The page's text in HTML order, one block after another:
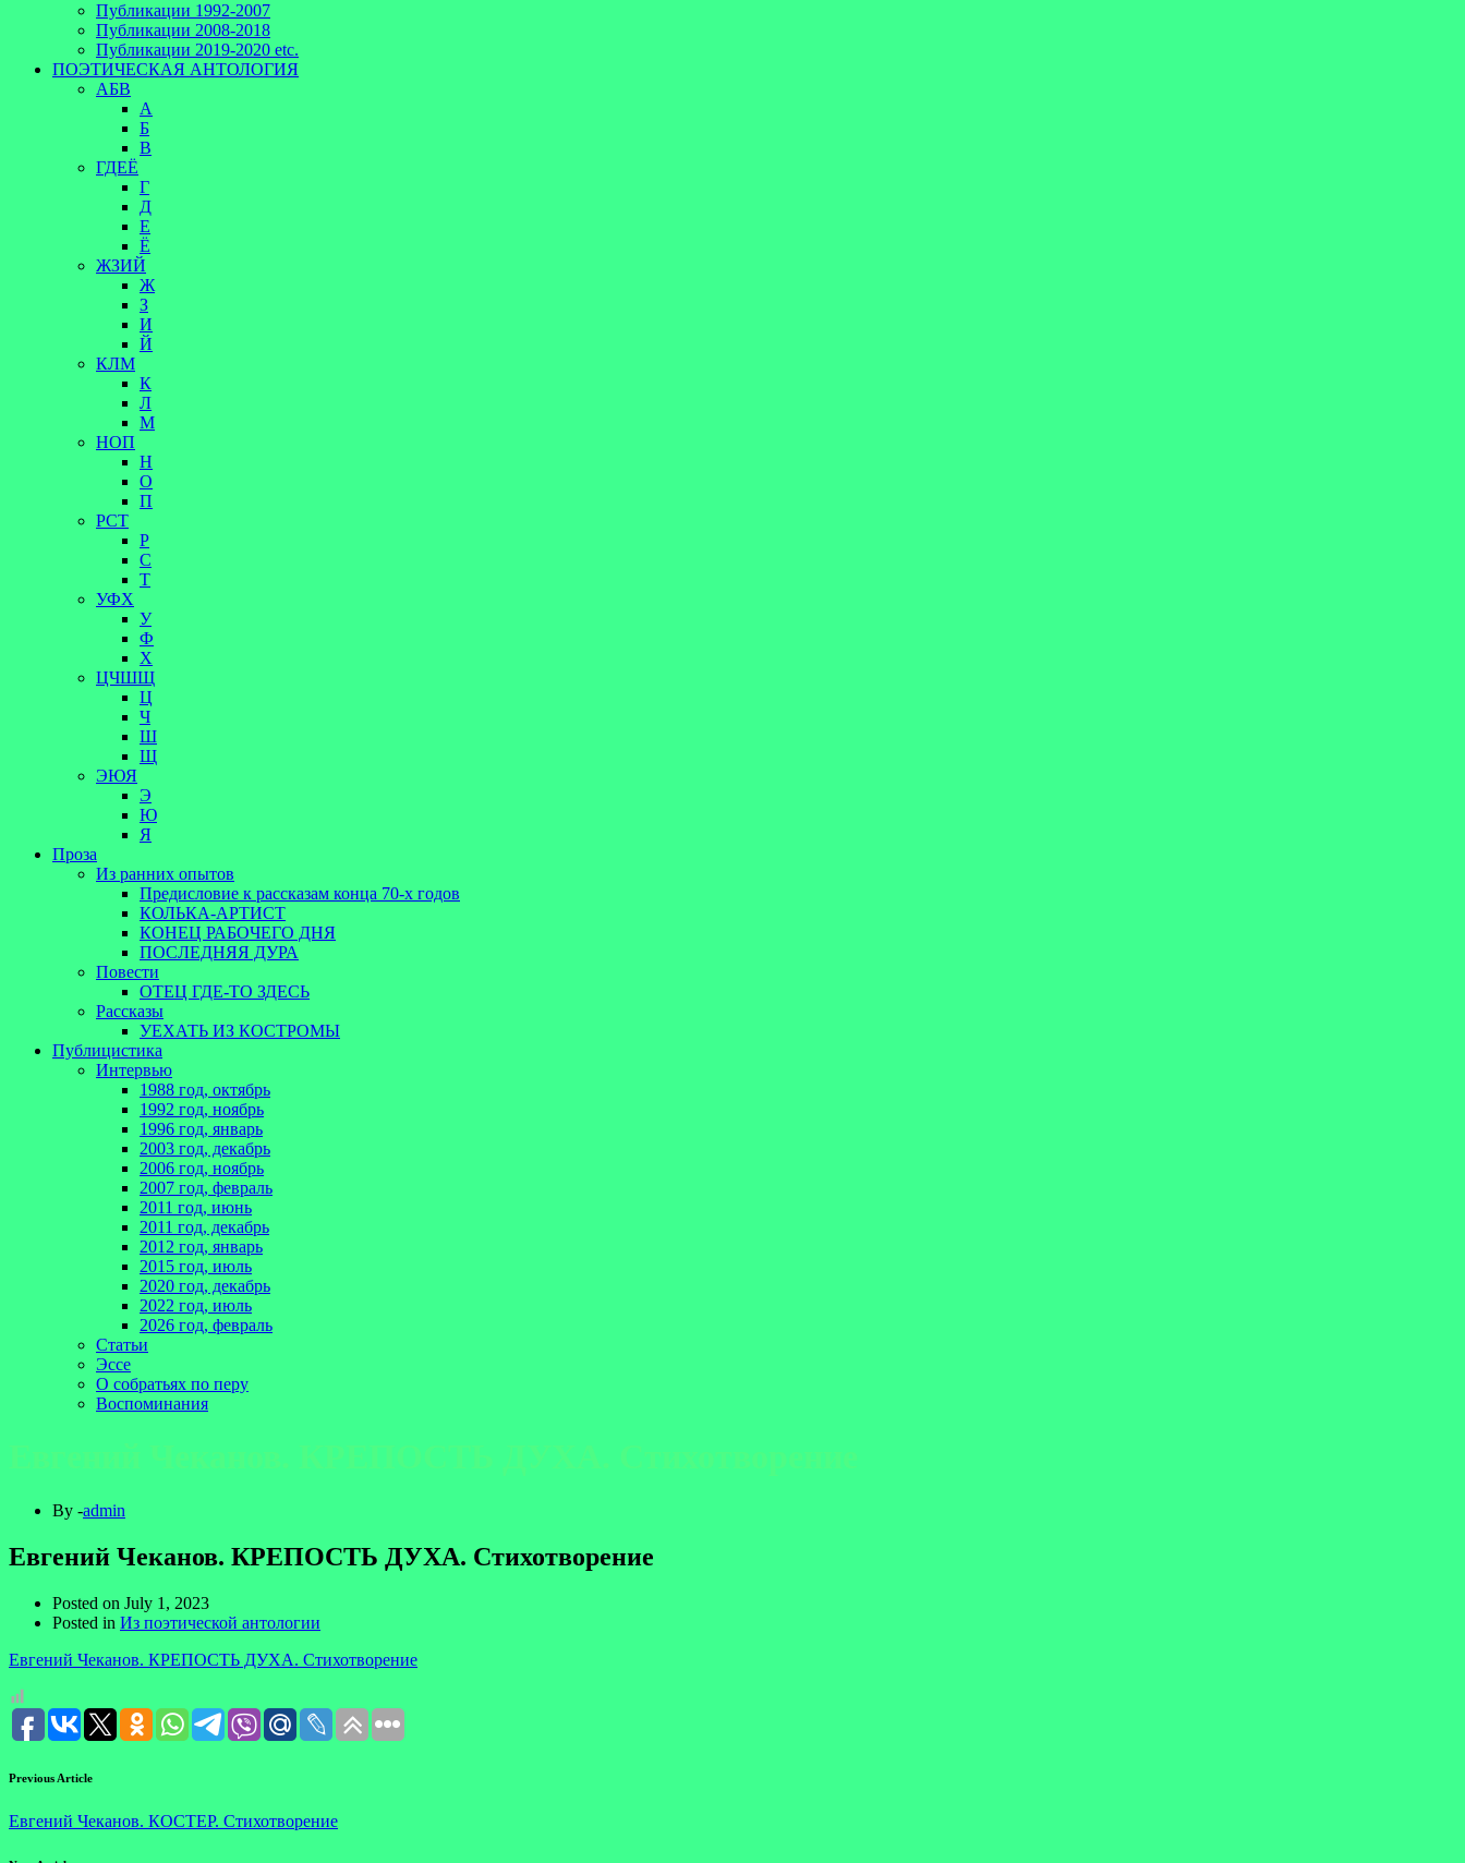
Публикации 1992-2007
Публикации 2008-2018
Публикации 2019-2020 etc.
ПОЭТИЧЕСКАЯ АНТОЛОГИЯ
АБВ
А
Б
В
ГДЕЁ
Г
Д
Е
Ё
ЖЗИЙ
Ж
З
И
Й
КЛМ
К
Л
М
НОП
Н
О
П
РСТ
Р
С
Т
УФХ
У
Ф
Х
ЦЧШЩ
Ц
Ч
Ш
Щ
ЭЮЯ
Э
Ю
Я
Проза
Из ранних опытов
Предисловие к рассказам конца 70-х годов
КОЛЬКА-АРТИСТ
КОНЕЦ РАБОЧЕГО ДНЯ
ПОСЛЕДНЯЯ ДУРА
Повести
ОТЕЦ ГДЕ-ТО ЗДЕСЬ
Рассказы
УЕХАТЬ ИЗ КОСТРОМЫ
Публицистика
Интервью
1988 год, октябрь
1992 год, ноябрь
1996 год, январь
2003 год, декабрь
2006 год, ноябрь
2007 год, февраль
2011 год, июнь
2011 год, декабрь
2012 год, январь
2015 год, июль
2020 год, декабрь
2022 год, июль
2026 год, февраль
Статьи
Эссе
О собратьях по перу
Воспоминания
By -admin
Евгений Чеканов. КРЕПОСТЬ ДУХА. Стихотворение
Posted on July 1, 2023
Posted in Из поэтической антологии
Евгений Чеканов. КРЕПОСТЬ ДУХА. Стихотворение
Previous Article
Евгений Чеканов. КОСТЕР. Стихотворение